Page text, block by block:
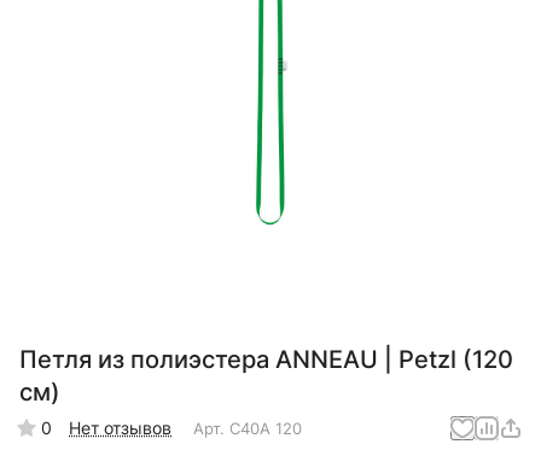
Петля из полиэстера ANNEAU | Petzl (120
см)
0 Нет отзывов Арт. C40A 120